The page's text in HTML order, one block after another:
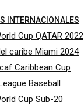
INTERNACIONALES
Cup QATAR 2022
caribe Miami 2024
Caribbean Cup
Baseball
Cup Sub-20